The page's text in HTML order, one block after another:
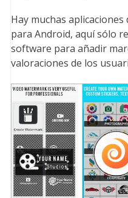
Hay muchas
para Android, aquí sólo
software para añadir
valoraciones de los